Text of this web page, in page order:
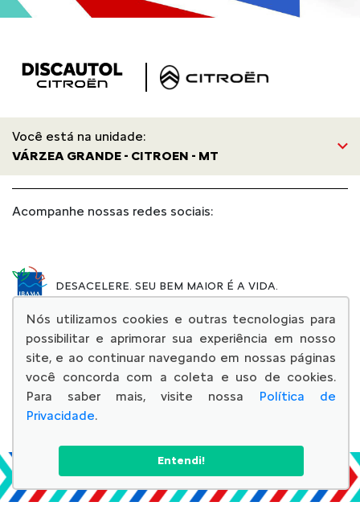
Você está na unidade:
VÁRZEA GRANDE - CITROEN - MT
Acompanhe nossas redes sociais:
DESACELERE. SEU BEM MAIOR É A VIDA.
© Copyright 2026
AutoForce - Todos os direitos reservados.
Confira a nossa
Nós utilizamos cookies e outras tecnologias para
possibilitar e aprimorar sua experiência em nosso
site, e ao continuar navegando em nossas páginas
você concorda com a coleta e uso de cookies.
Para saber mais, visite nossa
Política de
Privacidade.
Entendi!